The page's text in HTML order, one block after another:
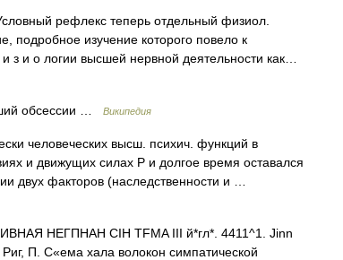
рефлекс теперь отдельный физиол.
подробное изучение которого повело к
и о логии высшей нервной деятельности как…
обсессии … Википедия
человеческих высш. психич. функций в
и движущих силах P и долгое время оставался
двух факторов (наследственности и …
НЕГПНАН CIH TFMA III й*гл*. 4411^1. Jinn
П. С«ема хала волокон симпатической